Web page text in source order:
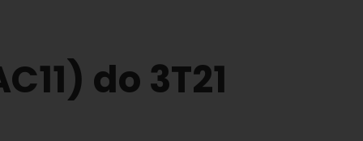
do 3T21